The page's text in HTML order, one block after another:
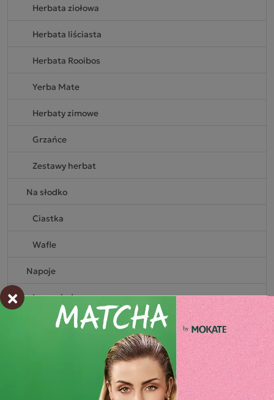
Herbata ziołowa
Herbata liściasta
Herbata Rooibos
Yerba Mate
Herbaty zimowe
Grzańce
Zestawy herbat
Na słodko
Ciastka
Wafle
Napoje
Lemoniady
Mokate Shake
Shake proteinowe
×